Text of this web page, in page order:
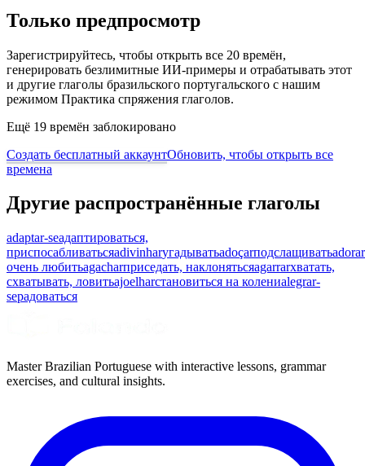
Только предпросмотр
Зарегистрируйтесь, чтобы открыть все 20 времён,
генерировать безлимитные ИИ-примеры и отрабатывать этот
и другие глаголы бразильского португальского с нашим
режимом Практика спряжения глаголов.
Ещё 19 времён заблокировано
Создать бесплатный аккаунтОбновить, чтобы открыть все
времена
Другие распространённые глаголы
adaptar-seадаптироваться,
приспосабливатьсяadivinharугадыватьadoçarподслащиватьadorar
очень любитьagacharприседать, наклонятьсяagarrarхватать,
схватывать, ловитьajoelharстановиться на колениalegrar-
seрадоваться
Master Brazilian Portuguese with interactive lessons, grammar
exercises, and cultural insights.